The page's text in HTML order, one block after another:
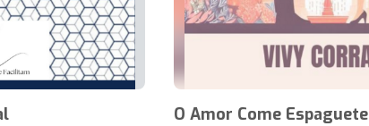
O Amor Come Espaguete